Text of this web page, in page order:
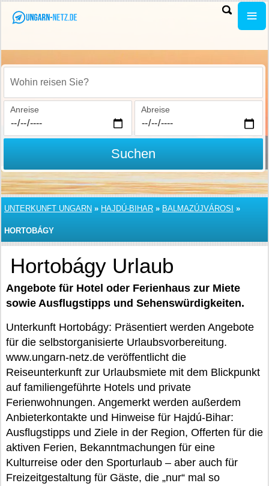
Wohin reisen Sie?
Anreise Abreise
Suchen
UNTERKUNFT UNGARN » HAJDÚ-BIHAR » BALMAZÚJVÁROSI »
HORTOBÁGY
Hortobágy Urlaub
Angebote für Hotel oder Ferienhaus zur Miete
sowie Ausflugstipps und Sehenswürdigkeiten.
Unterkunft Hortobágy: Präsentiert werden Angebote
für die selbstorganisierte Urlaubsvorbereitung.
www.ungarn-netz.de veröffentlicht die
Reiseunterkunft zur Urlaubsmiete mit dem Blickpunkt
auf familiengeführte Hotels und private
Ferienwohnungen. Angemerkt werden außerdem
Anbieterkontakte und Hinweise für Hajdú-Bihar:
Ausflugstipps und Ziele in der Region, Offerten für die
aktiven Ferien, Bekanntmachungen für eine
Kulturreise oder den Sporturlaub – aber auch für
Freizeitgestaltung für Gäste, die „nur“ mal so